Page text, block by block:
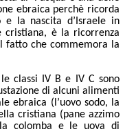
ebraica perchè ricorda
e la nascita d’Israele in
cristiana, è la ricorrenza
fatto che commemora la
classi IV B e IV Csono
di alcuni alimenti
ebraica (l’uovo sodo,
la
cristiana (pane azzimo
colomba e le uova di